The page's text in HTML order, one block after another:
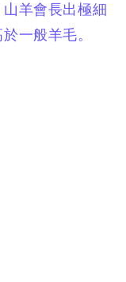
羊會長出極細
一般羊毛。